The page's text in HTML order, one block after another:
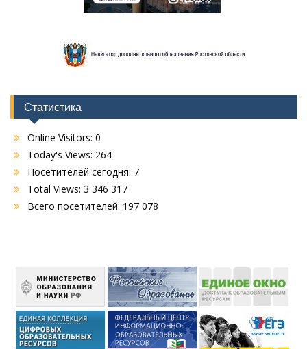
Статистика
Online Visitors: 0
Today's Views: 264
Посетителей сегодня: 7
Total Views: 3 346 317
Всего посетителей: 197 078